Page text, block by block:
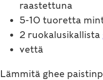
raastettuna
5-10 tuoretta
2 ruokalusikallista
vettä
Lämmitä ghee